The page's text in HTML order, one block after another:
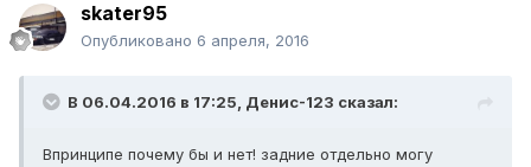
skater95
Опубликовано 6 апреля, 2016
В 06.04.2016 в 17:25, Денис-123 сказал:
Впринципе почему бы и нет! задние отдельно могу